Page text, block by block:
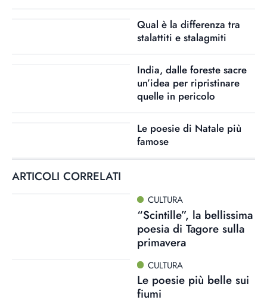
Qual è la differenza tra
stalattiti e stalagmiti
India, dalle foreste sacre
un’idea per ripristinare
quelle in pericolo
Le poesie di Natale più
famose
ARTICOLI CORRELATI
CULTURA
“Scintille”, la bellissima
poesia di Tagore sulla
primavera
CULTURA
Le poesie più belle sui
fiumi